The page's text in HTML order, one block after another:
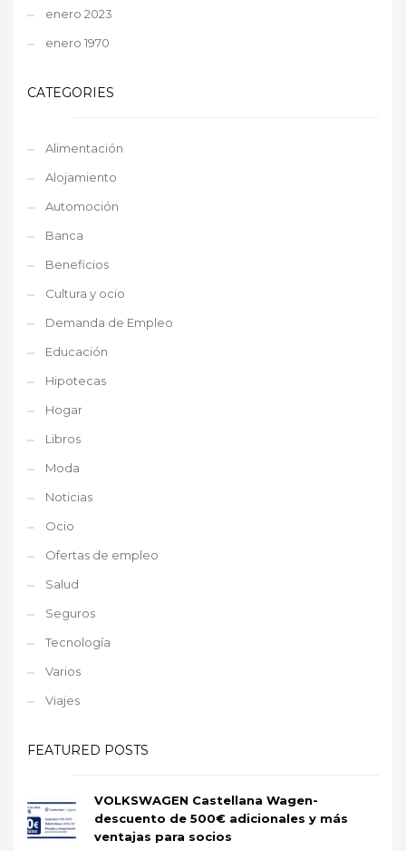
enero 2023
enero 1970
CATEGORIES
Alimentación
Alojamiento
Automoción
Banca
Beneficios
Cultura y ocio
Demanda de Empleo
Educación
Hipotecas
Hogar
Libros
Moda
Noticias
Ocio
Ofertas de empleo
Salud
Seguros
Tecnología
Varios
Viajes
FEATURED POSTS
VOLKSWAGEN Castellana Wagen-
descuento de 500€ adicionales y más
ventajas para socios